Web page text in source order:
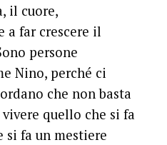
il cuore,
a far crescere il
persone
Nino, perché ci
che non basta
vivere quello che si fa
si fa un mestiere